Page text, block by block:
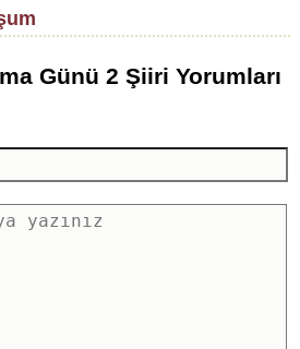
Günü 2 Şiiri Yorumları